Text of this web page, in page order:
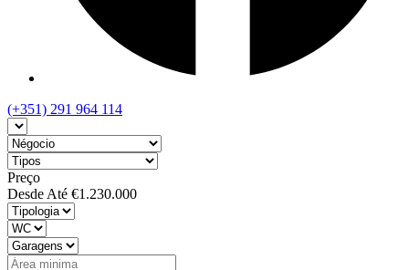
(+351) 291 964 114
Preço
Desde Até €1.230.000